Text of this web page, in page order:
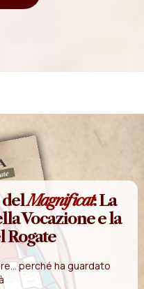
delMagnificat: La
Vocazione e la
Rogate
perché ha guardato